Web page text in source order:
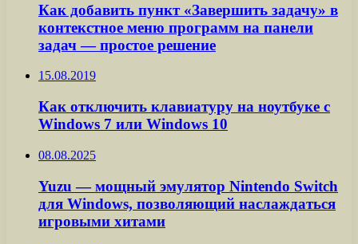
Как добавить пункт «Завершить задачу» в
контекстное меню программ на панели
задач — простое решение
15.08.2019
Как отключить клавиатуру на ноутбуке с
Windows 7 или Windows 10
08.08.2025
Yuzu — мощный эмулятор Nintendo Switch
для Windows, позволяющий наслаждаться
игровыми хитами